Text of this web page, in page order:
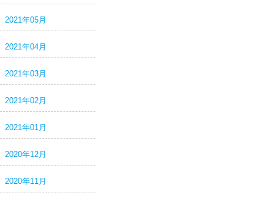
2021年05月
2021年04月
2021年03月
2021年02月
2021年01月
2020年12月
2020年11月